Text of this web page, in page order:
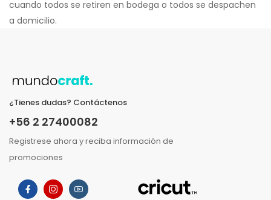
cuando todos se retiren en bodega o todos se despachen
a domicilio.
¿Tienes dudas? Contáctenos
+56 2 27400082
Registrese ahora y reciba información de
promociones